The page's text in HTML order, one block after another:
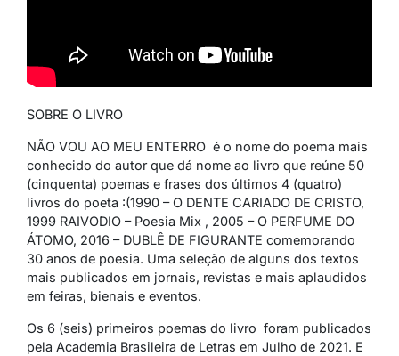
SOBRE O LIVRO
NÃO VOU AO MEU ENTERRO é o nome do poema mais
conhecido do autor que dá nome ao livro que reúne 50
(cinquenta) poemas e frases dos últimos 4 (quatro)
livros do poeta :(1990 – O DENTE CARIADO DE CRISTO,
1999 RAIVODIO – Poesia Mix , 2005 – O PERFUME DO
ÁTOMO, 2016 – DUBLÊ DE FIGURANTE comemorando
30 anos de poesia. Uma seleção de alguns dos textos
mais publicados em jornais, revistas e mais aplaudidos
em feiras, bienais e eventos.
Os 6 (seis) primeiros poemas do livro foram publicados
pela Academia Brasileira de Letras em Julho de 2021. E